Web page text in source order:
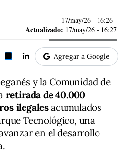
17/may/26 - 16:26
Actualizado: 17/may/26 - 16:27
Agregar a Google
y la Comunidad de
retirada de 40.000
ilegales acumulados
Tecnológico, una
en el desarrollo